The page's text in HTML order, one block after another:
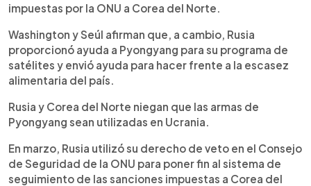
impuestas por la ONU a Corea del Norte.
Washington y Seúl afirman que, a cambio, Rusia
proporcionó ayuda a Pyongyang para su programa de
satélites y envió ayuda para hacer frente a la escasez
alimentaria del país.
Rusia y Corea del Norte niegan que las armas de
Pyongyang sean utilizadas en Ucrania.
En marzo, Rusia utilizó su derecho de veto en el Consejo
de Seguridad de la ONU para poner fin al sistema de
seguimiento de las sanciones impuestas a Corea del